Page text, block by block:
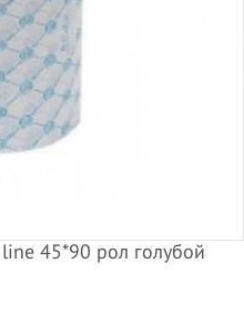
45*90 рол голубой